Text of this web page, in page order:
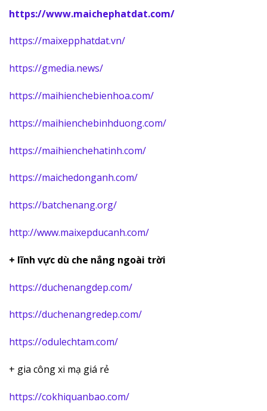
https://www.maichephatdat.com/
https://maixepphatdat.vn/
https://gmedia.news/
https://maihienchebienhoa.com/
https://maihienchebinhduong.com/
https://maihienchehatinh.com/
https://maichedonganh.com/
https://batchenang.org/
http://www.maixepducanh.com/
+ lĩnh vực dù che nắng ngoài trời
https://duchenangdep.com/
https://duchenangredep.com/
https://odulechtam.com/
+ gia công xi mạ giá rẻ
https://cokhiquanbao.com/